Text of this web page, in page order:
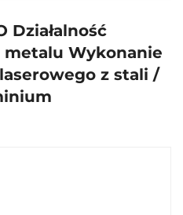
Działalność
Wykonanie
z stali /